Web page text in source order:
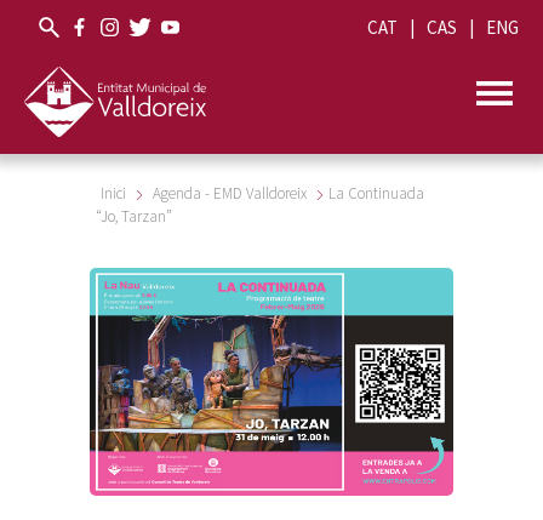
CAT CAS ENG
Inici Agenda - EMD Valldoreix
La Continuada
“Jo, Tarzan”